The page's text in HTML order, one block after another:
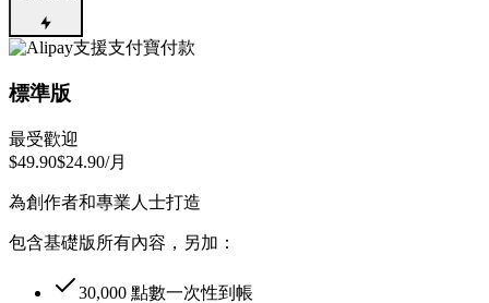
支援支付寶付款
標準版
最受歡迎
$49.90$24.90/月
為創作者和專業人士打造
包含基礎版所有內容，另加：
30,000 點數一次性到帳